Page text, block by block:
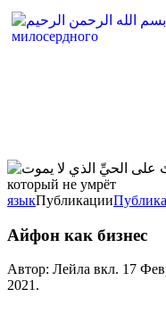
языкПубликации
Айфон как бизнес
Автор: Лейла вкл. 17
2021.